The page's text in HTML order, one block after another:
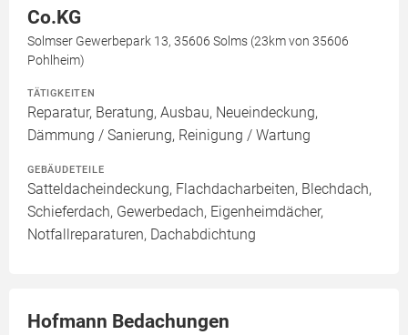
Co.KG
Solmser Gewerbepark 13, 35606 Solms (23km von 35606
Pohlheim)
TÄTIGKEITEN
Reparatur, Beratung, Ausbau, Neueindeckung,
Dämmung / Sanierung, Reinigung / Wartung
GEBÄUDETEILE
Satteldacheindeckung, Flachdacharbeiten, Blechdach,
Schieferdach, Gewerbedach, Eigenheimdächer,
Notfallreparaturen, Dachabdichtung
Hofmann Bedachungen